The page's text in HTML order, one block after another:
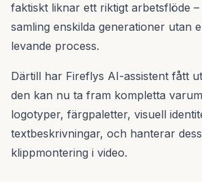
faktiskt liknar ett riktigt arbetsflöde
samling enskilda generationer utan
levande process.
Därtill har Fireflys AI-assistent fått
den kan nu ta fram kompletta
logotyper, färgpaletter, visuell
textbeskrivningar, och hanterar
klippmontering i video.